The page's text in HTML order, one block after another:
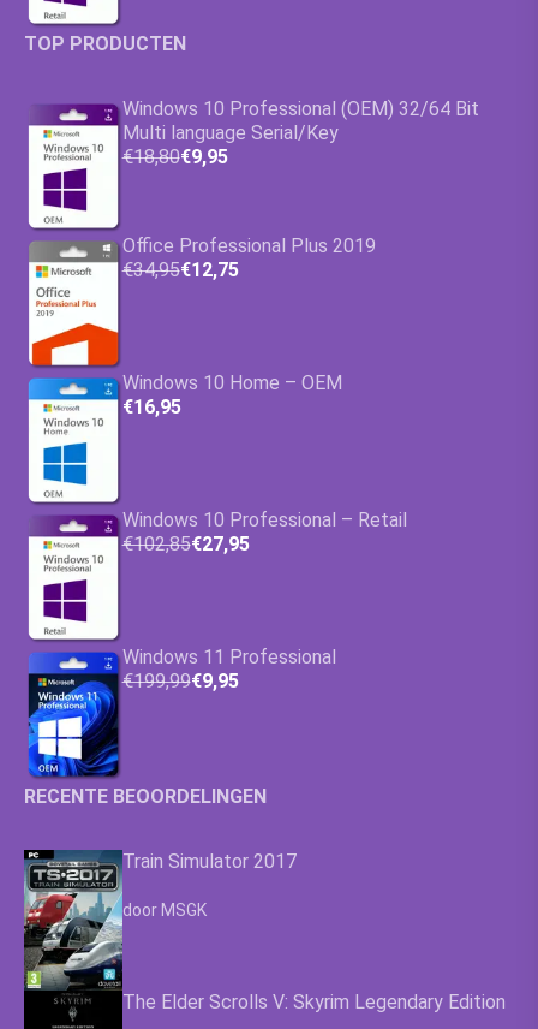
TOP PRODUCTEN
Windows 10 Professional (OEM) 32/64 Bit
Multi language Serial/Key
€18,80€9,95
Office Professional Plus 2019
€34,95€12,75
Windows 10 Home – OEM
€16,95
Windows 10 Professional – Retail
€102,85€27,95
Windows 11 Professional
€199,99€9,95
RECENTE BEOORDELINGEN
Train Simulator 2017
Waardering
door MSGK
The Elder Scrolls V: Skyrim Legendary Edition